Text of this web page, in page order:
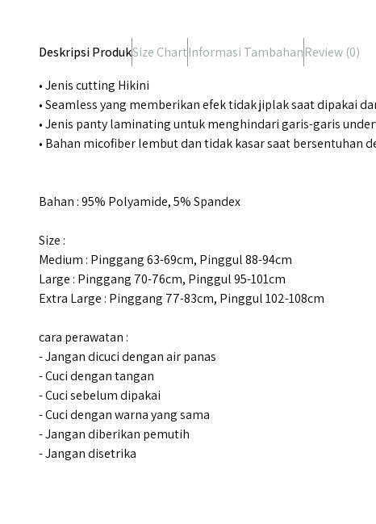
Deskripsi ProdukSize ChartInformasi TambahanReview (0)
• Jenis cutting Hikini
• Seamless yang memberikan efek tidak jiplak saat dipakai
• Jenis panty laminating untuk menghindari garis-garis
• Bahan micofiber lembut dan tidak kasar saat
Bahan : 95% Polyamide, 5% Spandex
Size :
Medium : Pinggang 63-69cm, Pinggul 88-94cm
Large : Pinggang 70-76cm, Pinggul 95-101cm
Extra Large : Pinggang 77-83cm, Pinggul 102-108cm
cara perawatan :
- Jangan dicuci dengan air panas
- Cuci dengan tangan
- Cuci sebelum dipakai
- Cuci dengan warna yang sama
- Jangan diberikan pemutih
- Jangan disetrika